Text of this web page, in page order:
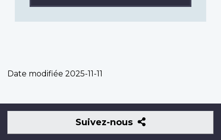
Date modifiée 2025-11-11
Suivez-nous
Suivez-
nous